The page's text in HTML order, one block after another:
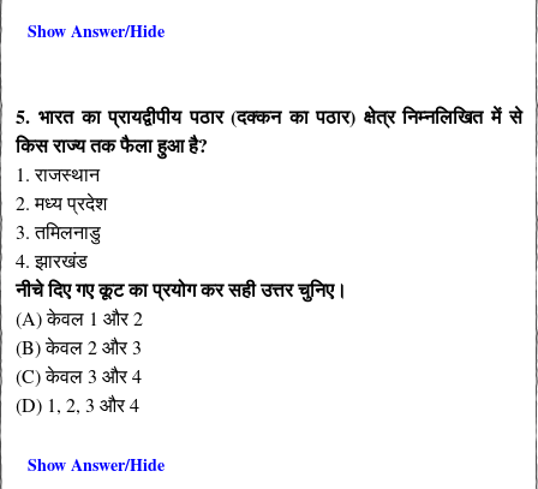
Show Answer/Hide
5. भारत का प्रायद्वीपीय पठार (दक्कन का पठार) क्षेत्र निम्नलिखित में से
किस राज्य तक फैला हुआ है?
1. राजस्थान
2. मध्य प्रदेश
3. तमिलनाडु
4. झारखंड
नीचे दिए गए कूट का प्रयोग कर सही उत्तर चुनिए।
(A) केवल 1 और 2
(B) केवल 2 और 3
(C) केवल 3 और 4
(D) 1, 2, 3 और 4
Show Answer/Hide